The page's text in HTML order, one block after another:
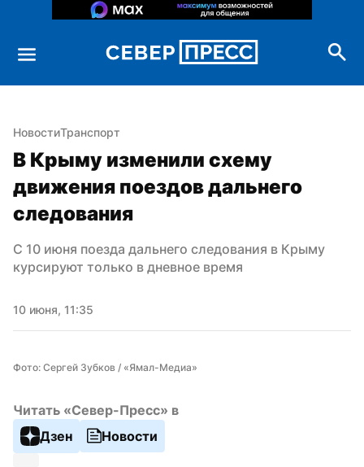
НовостиТранспорт
В Крыму изменили схему
движения поездов дальнего
следования
С 10 июня поезда дальнего следования в Крыму
курсируют только в дневное время
10 июня, 11:35
Фото: Сергей Зубков / «Ямал-Медиа»
Читать «Север-Пресс» в
Дзен
Новости